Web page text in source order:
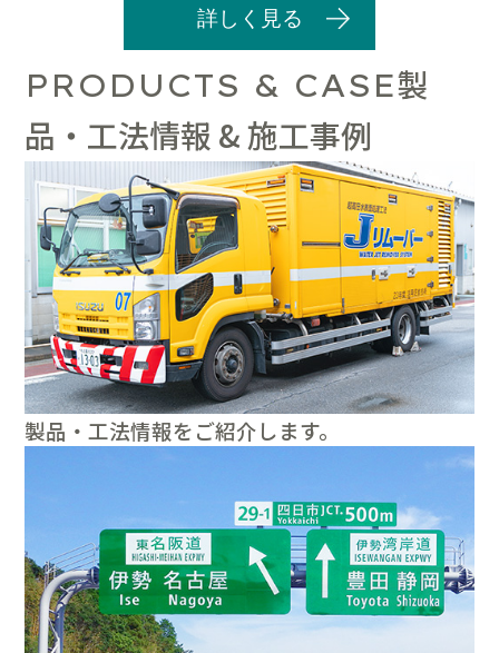
詳しく見る
PRODUCTS & CASE製
品・工法情報 & 施工事例
製品・工法情報をご紹介します。